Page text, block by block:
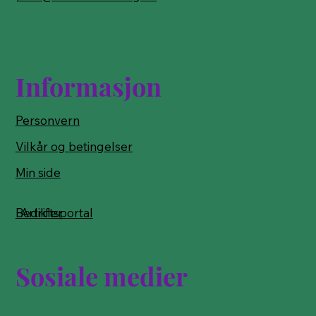
Informasjon
Personvern
Vilkår og betingelser
Min side
Bedriftsportal
Artikler
Sosiale medier